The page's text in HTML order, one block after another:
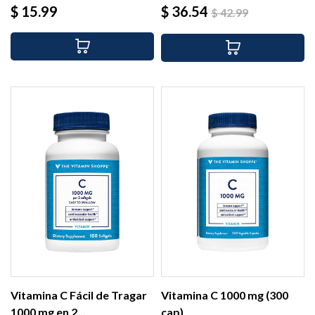
Precio
$ 15.99 Precio
$ 36.54 Precio
$ 42.99
Vitamina C Fácil de Tragar
1000 mg en 2...
Vitamina C 1000 mg (300
cap)